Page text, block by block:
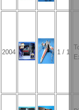
2004 1 / 1